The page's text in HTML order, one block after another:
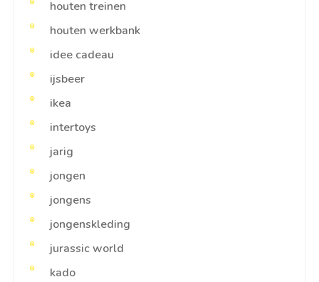
houten treinen
houten werkbank
idee cadeau
ijsbeer
ikea
intertoys
jarig
jongen
jongens
jongenskleding
jurassic world
kado